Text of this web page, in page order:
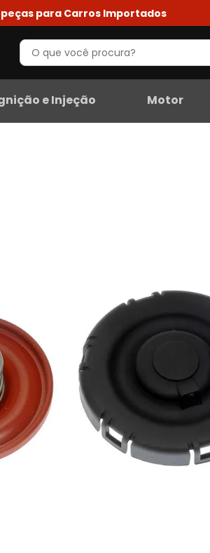
para Carros Importados
e Injeção Motor